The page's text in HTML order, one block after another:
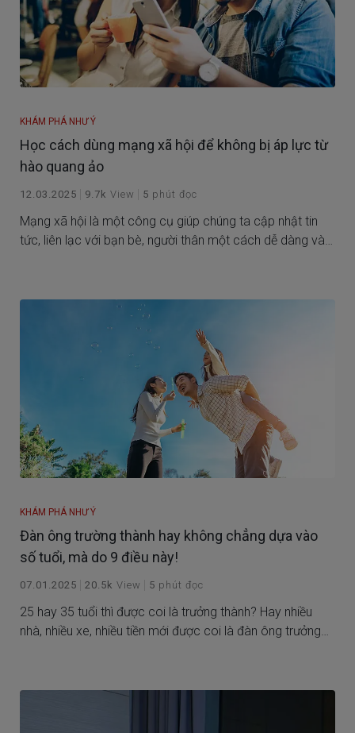
KHÁM PHÁ NHƯ Ý
Học cách dùng mạng xã hội để không bị áp lực từ
hào quang ảo
12.03.2025 9.7k View 5 phút đọc
Mạng xã hội là một công cụ giúp chúng ta cập nhật tin
tức, liên lạc với bạn bè, người thân một cách dễ dàng và
chúng ta.
KHÁM PHÁ NHƯ Ý
Đàn ông trường thành hay không chẳng dựa vào
số tuổi, mà do 9 điều này!
07.01.2025 20.5k View 5 phút đọc
25 hay 35 tuổi thì được coi là trưởng thành? Hay nhiều
nhà, nhiều xe, nhiều tiền mới được coi là đàn ông trưởng